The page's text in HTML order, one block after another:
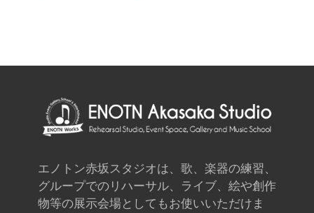
エノトン赤坂スタジオは、歌、楽器の練習、
グループでのリハーサル、ライブ、絵や創作
物等の展示会場としてもお使いいただけま